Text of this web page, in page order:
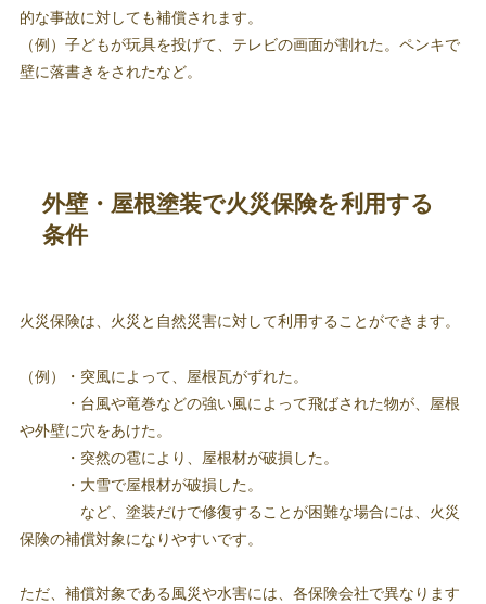
的な事故に対しても補償されます。
（例）子どもが玩具を投げて、テレビの画面が割れた。ペンキで
壁に落書きをされたなど。
外壁・屋根塗装で火災保険を利用する
条件
火災保険は、火災と自然災害に対して利用することができます。
（例）・突風によって、屋根瓦がずれた。
・台風や竜巻などの強い風によって飛ばされた物が、屋根
や外壁に穴をあけた。
・突然の雹により、屋根材が破損した。
・大雪で屋根材が破損した。
など、塗装だけで修復することが困難な場合には、火災
保険の補償対象になりやすいです。
ただ、補償対象である風災や水害には、各保険会社で異なります